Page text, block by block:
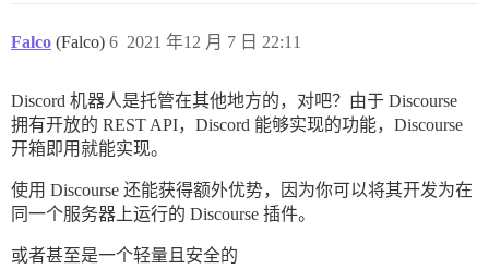
Falco (Falco) 2021 年12 月 7 日 22:11
6
Discord 机器人是托管在其他地方的，对吧？由于 Discourse
拥有开放的 REST API，Discord 能够实现的功能，Discourse
开箱即用就能实现。
使用 Discourse 还能获得额外优势，因为你可以将其开发为在
同一个服务器上运行的 Discourse 插件。
或者甚至是一个轻量且安全的